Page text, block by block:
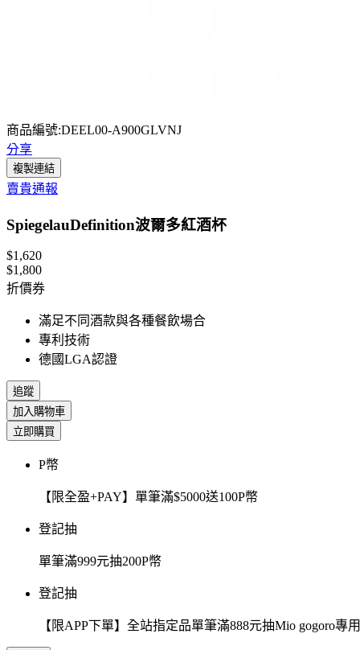
商品編號:DEEL00-A900GLVNJ
分享
複製連結
賣貴通報
SpiegelauDefinition波爾多紅酒杯
$1,620
$1,800
折價券
滿足不同酒款與各種餐飲場合
專利技術
德國LGA認證
追蹤
加入購物車
立即購買
P幣
【限全盈+PAY】單筆滿$5000送100P幣
登記抽
單筆滿999元抽200P幣
登記抽
【限APP下單】全站指定品單筆滿888元抽Mio gogoro